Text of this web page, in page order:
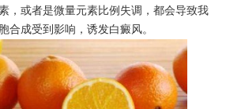
，或者是微量元素比例失调，都会导致我
合成受到影响，诱发白癜风。